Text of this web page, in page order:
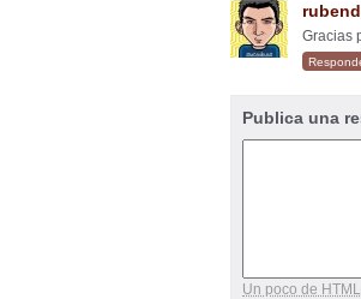
Gracias
Publica una
Un poco de